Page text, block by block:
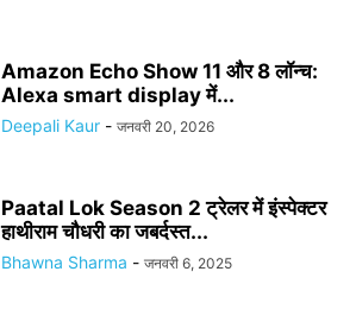
Amazon Echo Show 11 और 8 लॉन्च:
Alexa smart display में...
Deepali Kaur - जनवरी 20, 2026
Paatal Lok Season 2 ट्रेलर में इंस्पेक्टर
हाथीराम चौधरी का जबर्दस्त...
Bhawna Sharma - जनवरी 6, 2025